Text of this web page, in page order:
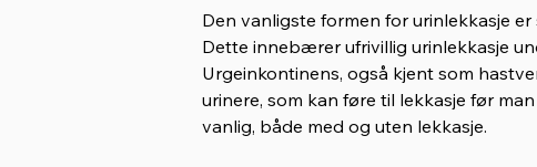
Den vanligste formen for urinlekkasje
Dette innebærer ufrivillig urinlekkasje
Urgeinkontinens, også kjent som
urinere, som kan føre til lekkasje før
vanlig, både med og uten lekkasje.